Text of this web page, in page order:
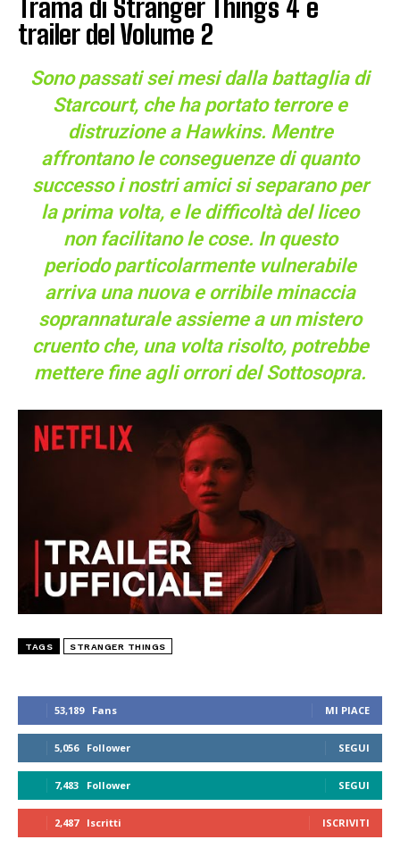
53,189 Fans MI PIACE
5,056 Follower SEGUI
7,483 Follower SEGUI
2,487 Iscritti ISCRIVITI
Trama di Stranger Things 4 e
trailer del Volume 2
Sono passati sei mesi dalla battaglia di
Starcourt, che ha portato terrore e
distruzione a Hawkins. Mentre
affrontano le conseguenze di quanto
successo i nostri amici si separano per
la prima volta, e le difficoltà del liceo
non facilitano le cose. In questo
periodo particolarmente vulnerabile
arriva una nuova e orribile minaccia
soprannaturale assieme a un mistero
cruento che, una volta risolto, potrebbe
mettere fine agli orrori del Sottosopra.
TAGS STRANGER THINGS